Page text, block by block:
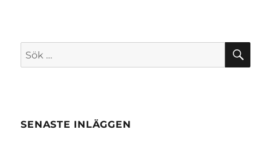
Sök
efter:
SENASTE INLÄGGEN